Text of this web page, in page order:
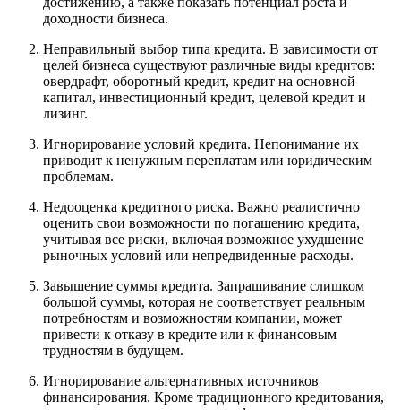
доходности бизнеса.
Неправильный выбор типа кредита. В зависимости от
целей бизнеса существуют различные виды кредитов:
овердрафт, оборотный кредит, кредит на основной
капитал, инвестиционный кредит, целевой кредит и
лизинг.
Игнорирование условий кредита. Непонимание их
приводит к ненужным переплатам или юридическим
проблемам.
Недооценка кредитного риска. Важно реалистично
оценить свои возможности по погашению кредита,
учитывая все риски, включая возможное ухудшение
рыночных условий или непредвиденные расходы.
Завышение суммы кредита. Запрашивание слишком
большой суммы, которая не соответствует реальным
потребностям и возможностям компании, может
привести к отказу в кредите или к финансовым
трудностям в будущем.
Игнорирование альтернативных источников
финансирования. Кроме традиционного кредитования,